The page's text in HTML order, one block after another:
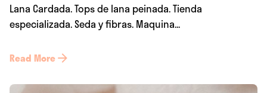
Lana Cardada. Tops de lana peinada. Tienda
especializada. Seda y fibras. Maquina...
Read More